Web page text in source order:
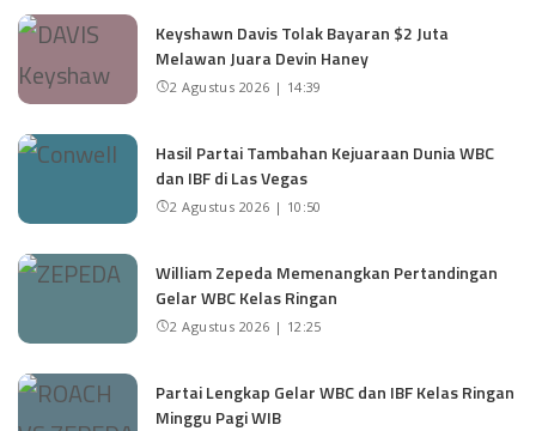
Keyshawn Davis Tolak Bayaran $2 Juta
Melawan Juara Devin Haney
2 Agustus 2026 | 14:39
Hasil Partai Tambahan Kejuaraan Dunia WBC
dan IBF di Las Vegas
2 Agustus 2026 | 10:50
William Zepeda Memenangkan Pertandingan
Gelar WBC Kelas Ringan
2 Agustus 2026 | 12:25
Partai Lengkap Gelar WBC dan IBF Kelas Ringan
Minggu Pagi WIB